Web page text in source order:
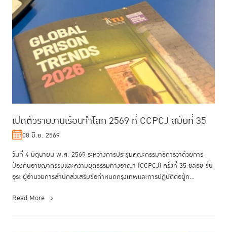
เปิดตัวรายงานเรือนจำโลก 2569 ที่ CCPCJ สมัยที่ 35
08 มิ.ย. 2569
วันที่ 4 มิถุนายน พ.ศ. 2569 ระหว่างการประชุมคณะกรรมาธิการว่าด้วยการ
ป้องกันอาชญากรรมและความยุติธรรมทางอาญา (CCPCJ) ครั้งที่ 35 ชลธิช ชื่น
อุระ ผู้อำนวยการสำนักส่งเสริมข้อกำหนดกรุงเทพและการปฏิบัติต่อผู้ก...
Read More